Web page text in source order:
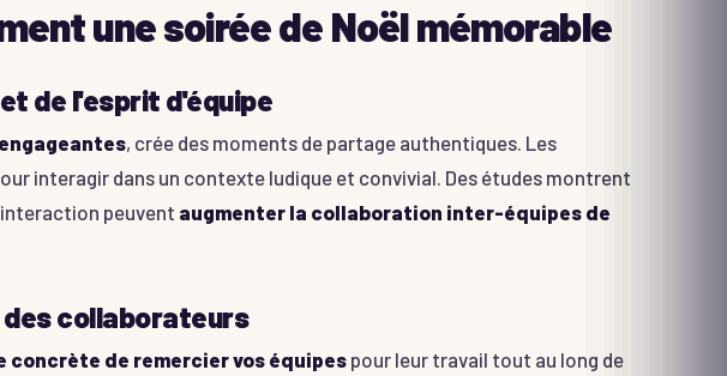
une soirée de Noël mémorable
de l'esprit d'équipe
, crée des moments de partage authentiques. Les
interagir dans un contexte ludique et convivial. Des études montrent
peuvent augmenter la collaboration inter-équipes de
collaborateurs
concrète de remercier vos équipes pour leur travail tout au long de